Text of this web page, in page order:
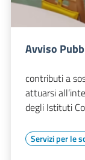
Avviso
contributi a
attuarsi
degli Istituti
Servizi per le